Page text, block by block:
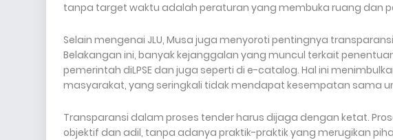
tanpa target waktu adalah peraturan yang membuka ruang dan
Selain mengenai JLU, Musa juga menyoroti pentingnya
Belakangan ini, banyak kejanggalan yang muncul terkait
pemerintah diLPSE dan juga seperti di e-catalog. Hal ini
masyarakat, yang seringkali tidak mendapat kesempatan sama
Transparansi dalam proses tender harus dijaga dengan ketat.
objektif dan adil, tanpa adanya praktik-praktik yang merugikan